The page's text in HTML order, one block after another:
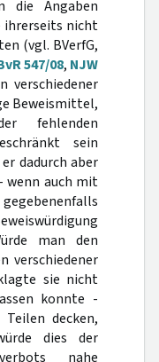
die Angaben
ihrerseits nicht
(vgl. BVerfG,
547/08, NJW
verschiedener
Beweismittel,
fehlenden
sein
dadurch aber
wenn auch mit
man den
verschiedener
sie nicht
konnte -
decken,
dies der
nahe